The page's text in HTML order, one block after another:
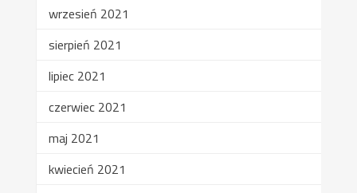
wrzesień 2021
sierpień 2021
lipiec 2021
czerwiec 2021
maj 2021
kwiecień 2021